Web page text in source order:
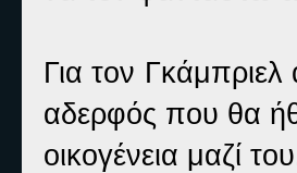
Για τον
αδερφός που θα
οικογένεια μαζί